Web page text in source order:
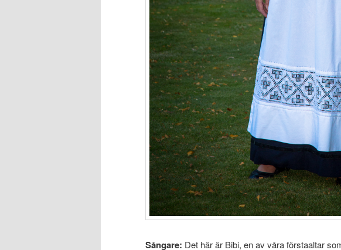
Sångare: Det här är Bibi, en av våra förstaaltar